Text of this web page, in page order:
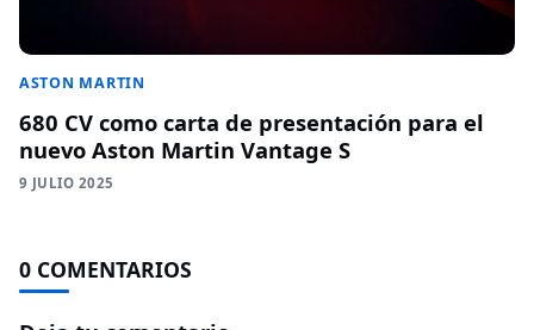
ASTON MARTIN
680 CV como carta de presentación para el
nuevo Aston Martin Vantage S
9 JULIO 2025
0 COMENTARIOS